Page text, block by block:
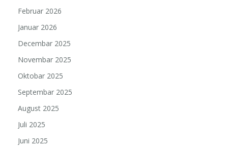
Februar 2026
Januar 2026
Decembar 2025
Novembar 2025
Oktobar 2025
Septembar 2025
August 2025
Juli 2025
Juni 2025